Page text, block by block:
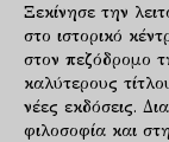
Ξεκίνησε την
στο ιστορικό
στον πεζόδρομο
καλύτερους
νέες εκδόσεις.
φιλοσοφία και